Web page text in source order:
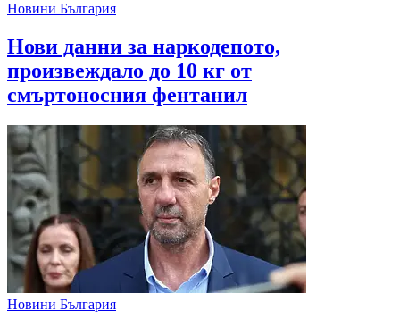
Новини България
Нови данни за наркодепото,
произвеждало до 10 кг от
смъртоносния фентанил
Новини България